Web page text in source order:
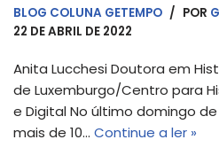
BLOG COLUNA GETEMPO POR
22 DE ABRIL DE 2022
Anita Lucchesi Doutora em
de Luxemburgo/Centro para
e Digital No último domingo
mais de 10… Continue a ler »